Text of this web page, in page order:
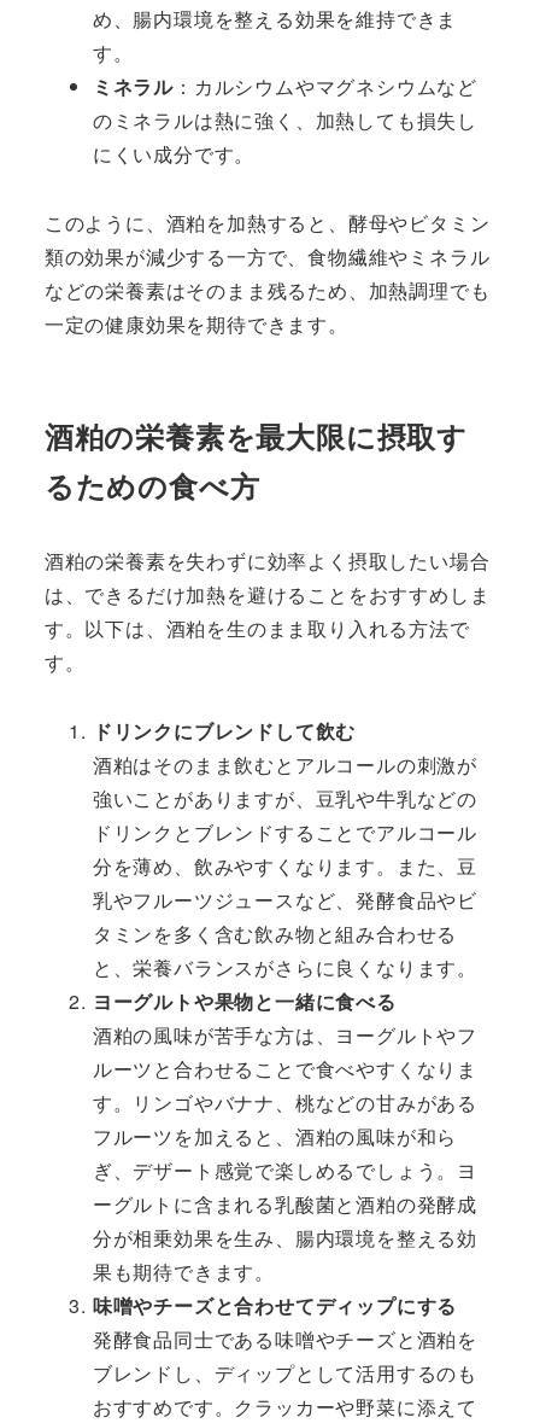
め、腸内環境を整える効果を維持できま
す。
ミネラル ：カルシウムやマグネシウムなど
のミネラルは熱に強く、加熱しても損失し
にくい成分です。
このように、酒粕を加熱すると、酵母やビタミン
類の効果が減少する一方で、食物繊維やミネラル
などの栄養素はそのまま残るため、加熱調理でも
一定の健康効果を期待できます。
酒粕の栄養素を最大限に摂取す
るための食べ方
酒粕の栄養素を失わずに効率よく摂取したい場合
は、できるだけ加熱を避けることをおすすめしま
す。以下は、酒粕を生のまま取り入れる方法で
す。
ドリンクにブレンドして飲む
酒粕はそのまま飲むとアルコールの刺激が
強いことがありますが、豆乳や牛乳などの
ドリンクとブレンドすることでアルコール
分を薄め、飲みやすくなります。また、豆
乳やフルーツジュースなど、発酵食品やビ
タミンを多く含む飲み物と組み合わせる
と、栄養バランスがさらに良くなります。
ヨーグルトや果物と一緒に食べる
酒粕の風味が苦手な方は、ヨーグルトやフ
ルーツと合わせることで食べやすくなりま
す。リンゴやバナナ、桃などの甘みがある
フルーツを加えると、酒粕の風味が和ら
ぎ、デザート感覚で楽しめるでしょう。ヨ
ーグルトに含まれる乳酸菌と酒粕の発酵成
分が相乗効果を生み、腸内環境を整える効
果も期待できます。
味噌やチーズと合わせてディップにする
発酵食品同士である味噌やチーズと酒粕を
ブレンドし、ディップとして活用するのも
おすすめです。クラッカーや野菜に添えて